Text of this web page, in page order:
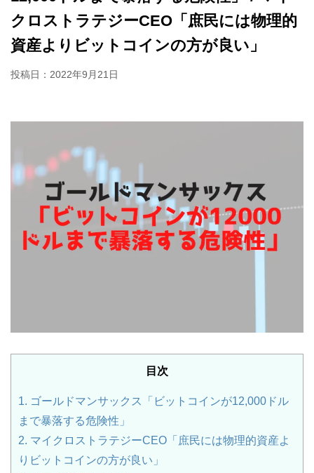
クロストラテジーCEO「庶民には物理的
資産よりビットコインの方が良い」
投稿日： 2022年9月21日
目次
1. ゴールドマンサックス「ビットコインが12,000ドル
まで暴落する危険性」
2. マイクロストラテジーCEO「庶民には物理的資産よ
りビットコインの方が良い」